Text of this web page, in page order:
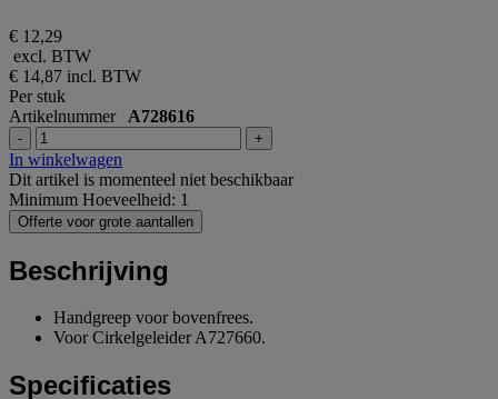
€ 12,29
excl. BTW
€ 14,87 incl. BTW
Per stuk
Artikelnummer A728616
- +
In winkelwagen
Dit artikel is momenteel niet beschikbaar
Minimum Hoeveelheid: 1
Offerte voor grote aantallen
Beschrijving
Handgreep voor bovenfrees.
Voor Cirkelgeleider A727660.
Specificaties